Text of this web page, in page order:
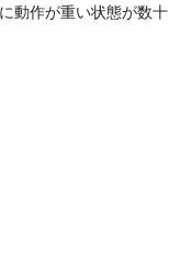
動作が重い状態が数十